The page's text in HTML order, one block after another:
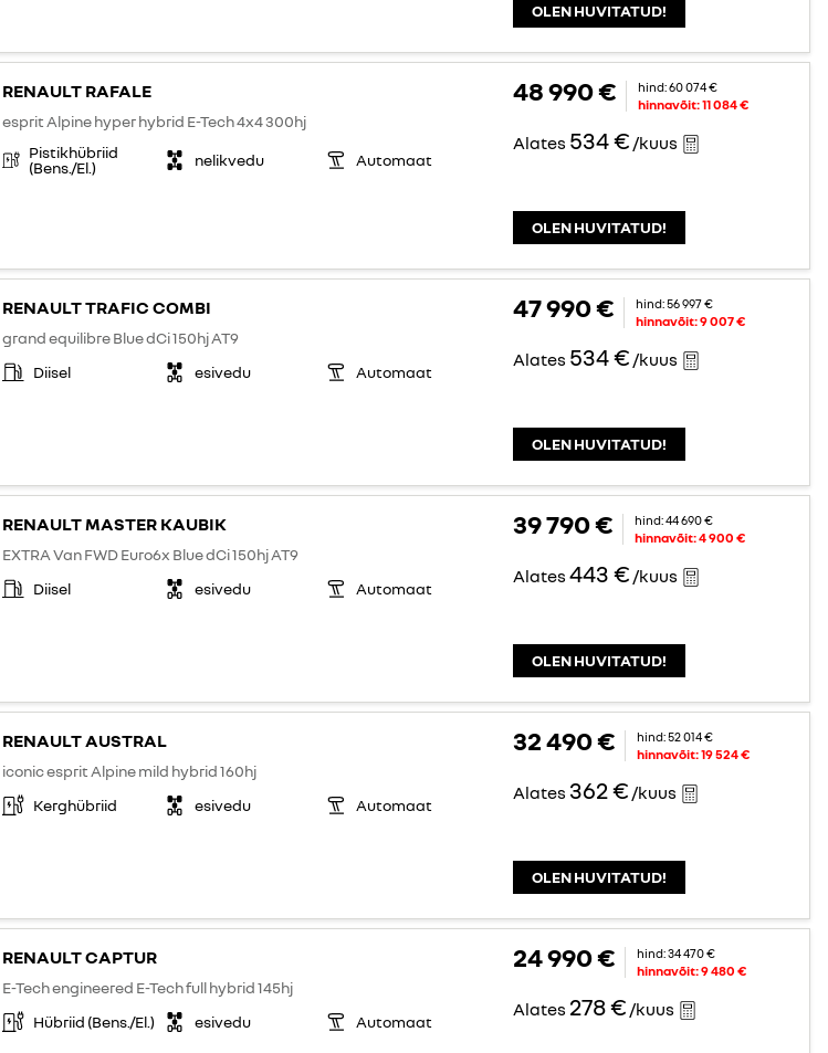
OLEN HUVITATUD!
RENAULT RAFALE
esprit Alpine hyper hybrid E-Tech 4x4 300hj
48 990 € hind:60 074 €
hinnavõit:11 084 €
Alates 534 € /kuus
Pistikhübriid
(Bens./El.)
nelikvedu Automaat
OLEN HUVITATUD!
RENAULT TRAFIC COMBI
grand equilibre Blue dCi 150hj AT9
47 990 € hind:56 997 €
hinnavõit:9 007 €
Alates 534 € /kuus
Diisel esivedu Automaat
OLEN HUVITATUD!
RENAULT MASTER KAUBIK
EXTRA Van FWD Euro6x Blue dCi 150hj AT9
39 790 € hind:44 690 €
hinnavõit:4 900 €
Alates 443 € /kuus
Diisel esivedu Automaat
OLEN HUVITATUD!
RENAULT AUSTRAL
iconic esprit Alpine mild hybrid 160hj
32 490 € hind:52 014 €
hinnavõit:19 524 €
Alates 362 € /kuus
Kerghübriid esivedu Automaat
OLEN HUVITATUD!
RENAULT CAPTUR
E-Tech engineered E-Tech full hybrid 145hj
24 990 € hind:34 470 €
hinnavõit:9 480 €
Alates 278 € /kuus
Hübriid (Bens./El.) esivedu Automaat